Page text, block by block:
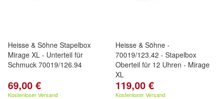
Heisse & Söhne Stapelbox
Mirage XL - Unterteil für
Schmuck 70019/126.94
69,00 €
Kostenloser Versand
Heisse & Söhne -
70019/123.42 - Stapelbox
Oberteil für 12 Uhren - Mirage
XL
119,00 €
Kostenloser Versand